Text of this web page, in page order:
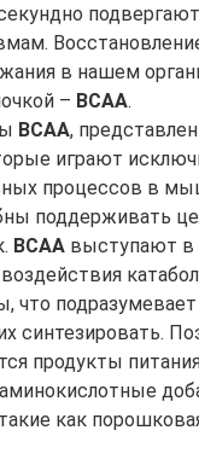
в нашем
– BCAA.
BCAA,
играют
процессов в
поддерживать
BCAA выступают в
что
синтезировать.
продукты
как